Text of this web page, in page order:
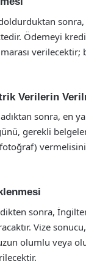
Ödemeyi
Verilerin
sonra, en
gerekli
sonra,
Vize
olumlu veya